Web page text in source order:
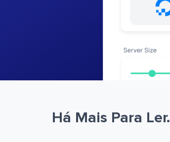
Há Mais Para Ler.